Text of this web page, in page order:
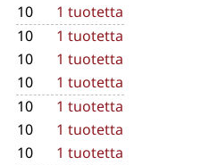
10
1 tuotetta
10
1 tuotetta
10
1 tuotetta
10
1 tuotetta
10
1 tuotetta
10
1 tuotetta
10
1 tuotetta